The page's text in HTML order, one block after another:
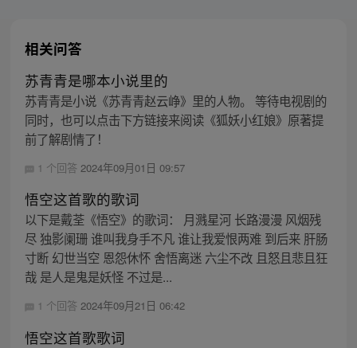
相关问答
苏青青是哪本小说里的
苏青青是小说《苏青青赵云峥》里的人物。 等待电视剧的
同时，也可以点击下方链接来阅读《狐妖小红娘》原著提
前了解剧情了！
1 个回答 2024年09月01日 09:57
悟空这首歌的歌词
以下是戴荃《悟空》的歌词： 月溅星河 长路漫漫 风烟残
尽 独影阑珊 谁叫我身手不凡 谁让我爱恨两难 到后来 肝肠
寸断 幻世当空 恩怨休怀 舍悟离迷 六尘不改 且怒且悲且狂
哉 是人是鬼是妖怪 不过是...
1 个回答 2024年09月21日 06:42
悟空这首歌歌词